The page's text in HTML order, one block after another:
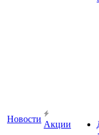
Новости
Акции